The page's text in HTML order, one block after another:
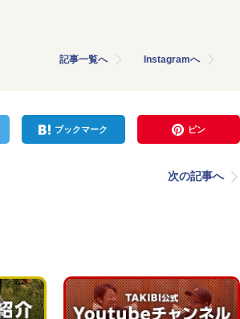
記事一覧へ Instagramへ
ブックマーク ピン
次の記事へ